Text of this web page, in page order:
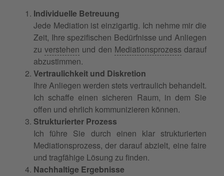
Individuelle Betreuung
Jede Mediation ist einzigartig. Ich nehme mir die
Zeit, Ihre spezifischen Bedürfnisse und Anliegen
zuverstehen und den Mediationsprozess darauf
abzustimmen.
Vertraulichkeit und Diskretion
Ihre Anliegen werden stets vertraulich behandelt.
Ich schaffe einen sicheren Raum, in dem Sie
offen und ehrlich kommunizieren können.
Strukturierter Prozess
Ich führe Sie durch einen klar strukturierten
Mediationsprozess, der darauf abzielt, eine faire
und tragfähige Lösung zu finden.
Nachhaltige Ergebnisse